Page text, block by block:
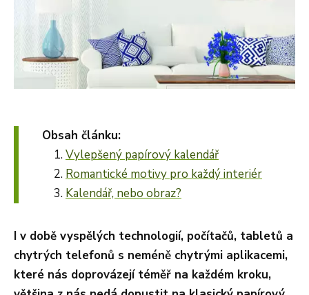
Obsah článku:
Vylepšený papírový kalendář
Romantické motivy pro každý interiér
Kalendář, nebo obraz?
I v době vyspělých technologií, počítačů, tabletů a
chytrých telefonů s neméně chytrými aplikacemi,
které nás doprovázejí téměř na každém kroku,